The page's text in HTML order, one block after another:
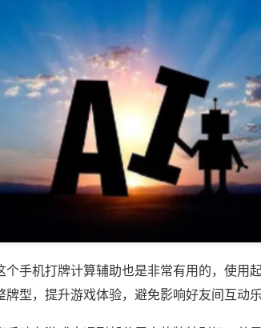
个手机打牌计算辅助也是非常有用的，使用
型，提升游戏体验，避免影响好友间互动乐